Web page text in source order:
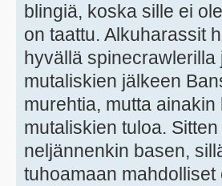
blingiä, koska sille ei
on taattu. Alkuharassit
hyvällä
mutaliskien jälkeen
murehtia, mutta
mutaliskien tuloa.
neljännenkin basen,
tuhoamaan